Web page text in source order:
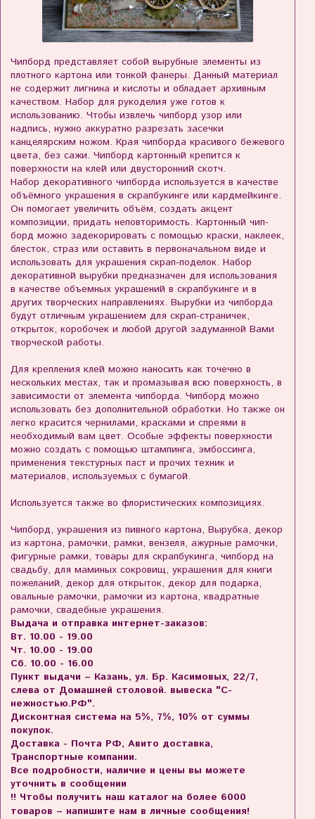
Чипборд представляет собой вырубные элементы из
плотного картона или тонкой фанеры. Данный материал
не содержит лигнина и кислоты и обладает архивным
качеством. Набор для рукоделия уже готов к
использованию. Чтобы извлечь чипборд узор или
надпись, нужно аккуратно разрезать засечки
канцелярским ножом. Края чипборда красивого бежевого
цвета, без сажи. Чипборд картонный крепится к
поверхности на клей или двусторонний скотч.
Набор декоративного чипборда используется в качестве
объёмного украшения в скрапбукинге или кардмейкинге.
Он помогает увеличить объём, создать акцент
композиции, придать неповторимость. Картонный чип-
борд можно задекорировать с помощью краски, наклеек,
блесток, страз или оставить в первоначальном виде и
использовать для украшения скрап-поделок. Набор
декоративной вырубки предназначен для использования
в качестве объемных украшений в скрапбукинге и в
других творческих направлениях. Вырубки из чипборда
будут отличным украшением для скрап-страничек,
открыток, коробочек и любой другой задуманной Вами
творческой работы.
Для крепления клей можно наносить как точечно в
нескольких местах, так и промазывая всю поверхность, в
зависимости от элемента чипборда. Чипборд можно
использовать без дополнительной обработки. Но также он
легко красится чернилами, красками и спреями в
необходимый вам цвет. Особые эффекты поверхности
можно создать с помощью штампинга, эмбоссинга,
применения текстурных паст и прочих техник и
материалов, используемых с бумагой.
Используется также во флористических композициях.
Чипборд, украшения из пивного картона, Вырубка, декор
из картона, рамочки, рамки, вензеля, ажурные рамочки,
фигурные рамки, товары для скрапбукинга, чипборд на
свадьбу, для маминых сокровищ, украшения для книги
пожеланий, декор для открыток, декор для подарка,
овальные рамочки, рамочки из картона, квадратные
рамочки, свадебные украшения.
Выдача и отправка интернет-заказов:
Вт. 10.00 - 19.00
Чт. 10.00 - 19.00
Сб. 10.00 - 16.00
Пункт выдачи – Казань, ул. Бр. Касимовых, 22/7,
слева от Домашней столовой. вывеска "С-
нежностью.РФ".
Дисконтная система на 5%, 7%, 10% от суммы
покупок.
Доставка - Почта РФ, Авито доставка,
Транспортные компании.
Все подробности, наличие и цены вы можете
уточнить в сообщении
!! Чтобы получить наш каталог на более 6000
товаров – напишите нам в личные сообщения!